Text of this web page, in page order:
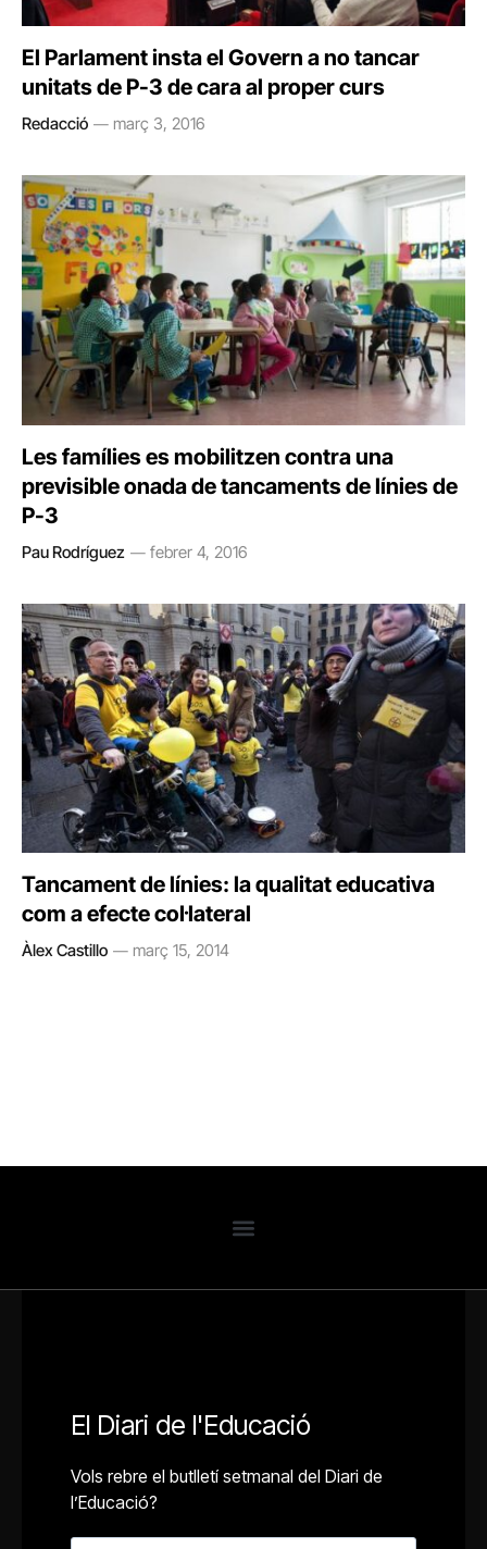
El Parlament insta el Govern a no tancar
unitats de P-3 de cara al proper curs
Redacció març 3, 2016
Les famílies es mobilitzen contra una
previsible onada de tancaments de línies de
P-3
Pau Rodríguez febrer 4, 2016
Tancament de línies: la qualitat educativa
com a efecte col·lateral
Àlex Castillo març 15, 2014